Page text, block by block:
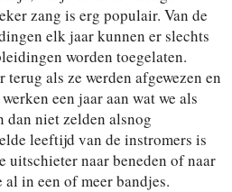
zang is erg populair. Van de
elk jaar kunnen er slechts
worden toegelaten.
terug als ze werden afgewezen en
een jaar aan wat we als
dan niet zelden alsnog
leeftijd van de instromers is
uitschieter naar beneden of naar
in een of meer bandjes.